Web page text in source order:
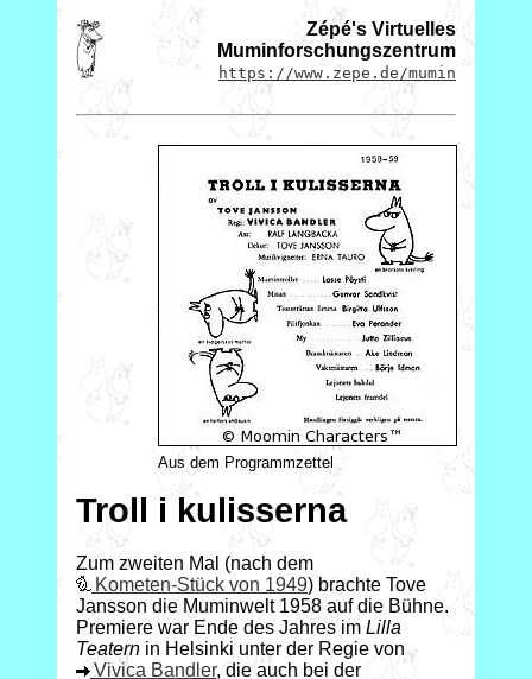
Zépé's Virtuelles
Muminforschungszentrum
https://www.zepe.de/mumin
Aus dem Programmzettel
Troll i kulisserna
Zum zweiten Mal (nach dem
Kometen-Stück von 1949) brachte Tove
Jansson die Muminwelt 1958 auf die Bühne.
Premiere war Ende des Jahres im Lilla
Teatern in Helsinki unter der Regie von
Vivica Bandler, die auch bei der